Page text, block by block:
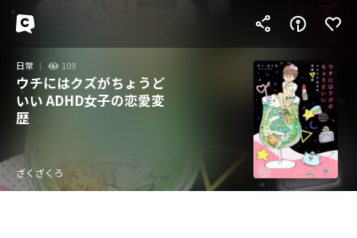
日常 109
ウチにはクズがちょうど
いい ADHD女子の恋愛変
歴
ざくざくろ